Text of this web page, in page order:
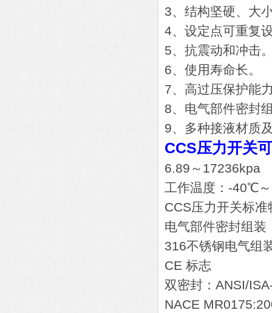
3、结构坚硬、大
4、设定点可重复
5、抗震动和冲击
6、使用寿命长。
7、高过压保护能
8、电气部件密封
9、多种接液材质
CCS压力开关
6.89～17236kpa
工作温度：-40℃
CCS压力开关标准
电气部件密封组装
316不锈钢电气组
CE 标志
双密封：ANSI/
NACE